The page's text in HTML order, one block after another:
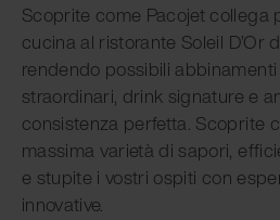
Scoprite come Pacojet collega
cucina al ristorante Soleil D’Or
rendendo possibili
straordinari, drink signature e
consistenza perfetta. Scoprite
massima varietà di sapori,
e stupite i vostri ospiti con
innovative.